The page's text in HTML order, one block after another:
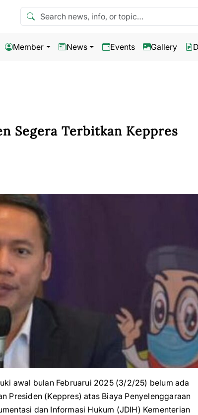
Search news
Member News Events Gallery
Segera Terbitkan Keppres
awal bulan Februarui 2025 (3/2/25) belum ada
Presiden (Keppres) atas Biaya Penyelenggaraan
dan Informasi Hukum (JDIH) Kementerian